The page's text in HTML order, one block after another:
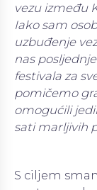
vezu između
Iako sam
uzbuđenje
nas
festivala za
pomičemo
omogućili
sati marljivih
S ciljem